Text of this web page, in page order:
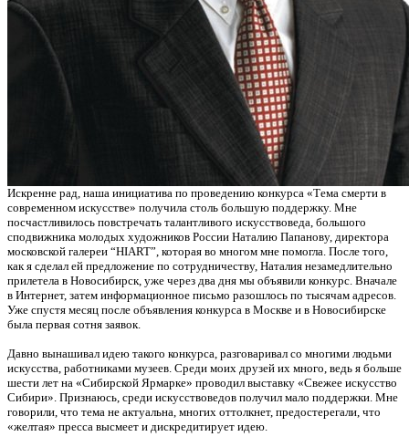
Искренне рад, наша инициатива по проведению конкурса «Тема смерти в
современном искусстве» получила столь большую поддержку. Мне
посчастливилось повстречать талантливого искусствоведа, большого
сподвижника молодых художников России Наталию Папанову, директора
московской галереи “HIART”, которая во многом мне помогла. После того,
как я сделал ей предложение по сотрудничеству, Наталия незамедлительно
прилетела в Новосибирск, уже через два дня мы объявили конкурс. Вначале
в Интернет, затем информационное письмо разошлось по тысячам адресов.
Уже спустя месяц после объявления конкурса в Москве и в Новосибирске
была первая сотня заявок.
Давно вынашивал идею такого конкурса, разговаривал со многими людьми
искусства, работниками музеев. Среди моих друзей их много, ведь я больше
шести лет на «Сибирской Ярмарке» проводил выставку «Свежее искусство
Сибири». Признаюсь, среди искусствоведов получил мало поддержки. Мне
говорили, что тема не актуальна, многих оттолкнет, предостерегали, что
«желтая» пресса высмеет и дискредитирует идею.